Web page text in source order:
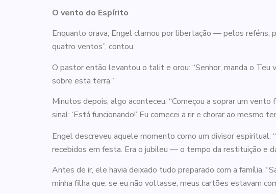
O vento do Espírito
Enquanto orava, Engel clamou por libertação — pelos reféns,
quatro ventos”, contou.
O pastor então levantou o talit e orou: “Senhor, manda o Teu
sobre esta terra.”
Minutos depois, algo aconteceu: “Começou a soprar um
sinal: ‘Está funcionando!’ Eu comecei a rir e chorar ao mesmo
Engel descreveu aquele momento como um divisor espiritual.
recebidos em festa. Era o jubileu — o tempo da restituição e
Antes de ir, ele havia deixado tudo preparado com a família.
minha filha que, se eu não voltasse, meus cartões estavam